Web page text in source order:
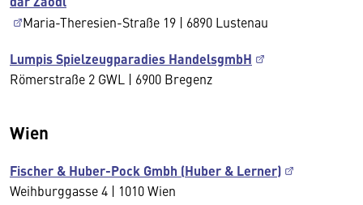
Maria-Theresien-Straße 19 | 6890 Lustenau
Lumpis Spielzeugparadies HandelsgmbH
Römerstraße 2 GWL | 6900 Bregenz
Wien
Fischer & Huber-Pock Gmbh (Huber & Lerner)
Weihburggasse 4 | 1010 Wien